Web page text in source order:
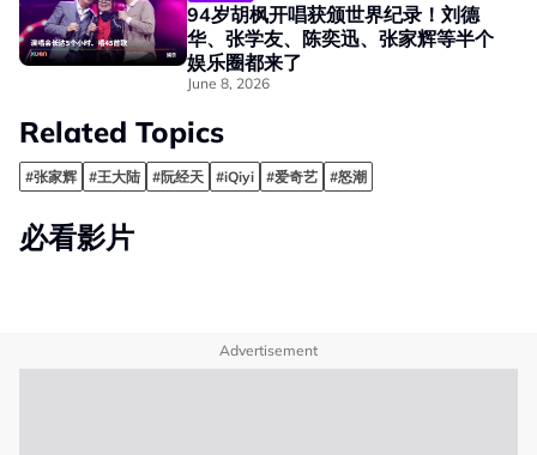
94岁胡枫开唱获颁世界纪录！刘德
华、张学友、陈奕迅、张家辉等半个
娱乐圈都来了
June 8, 2026
Related Topics
#张家辉 #王大陆 #阮经天 #iQiyi #爱奇艺 #怒潮
必看影片
Advertisement